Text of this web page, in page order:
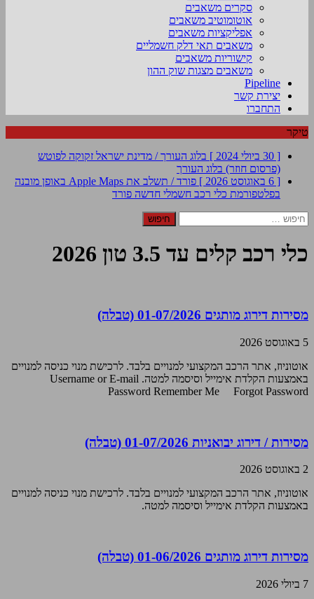
סקרים משאבים
אוטומוטיב משאבים
אפליקציות משאבים
משאבים תאי דלק חשמליים
קישוריות משאבים
משאבים מצגות שוק ההון
Pipeline
יצירת קשר
התחברו
טיקר
[ 30 ביולי 2024 ]
בלוג העורך / מדינת ישראל זקוקה לפוטש
(פרסום חוזר) בלוג העורך
[ 6 באוגוסט 2026 ]
פורד / תשלב את Apple Maps באופן מובנה
בפלטפורמת כלי רכב חשמלי חדשה פורד
חיפוש:
כלי רכב קלים עד 3.5 טון 2026
מסירות דירוג מותגים 01-07/2026 (טבלה)
5 באוגוסט 2026
אוטוניוז, אתר הרכב המקצועי למנויים בלבד. לרכישת מנוי כניסה למנויים
באמצעות הקלדת אימייל וסיסמה למטה. Username or E-mail
Password Remember Me Forgot Password
מסירות / דירוג יבואניות 01-07/2026 (טבלה)
2 באוגוסט 2026
אוטוניוז, אתר הרכב המקצועי למנויים בלבד. לרכישת מנוי כניסה למנויים
באמצעות הקלדת אימייל וסיסמה למטה.
מסירות דירוג מותגים 01-06/2026 (טבלה)
7 ביולי 2026